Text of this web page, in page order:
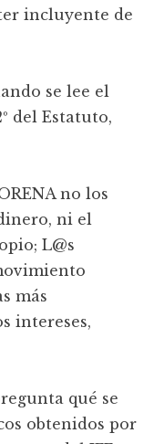
incluyente de
se lee el
del Estatuto,
no los
ni el
L@s
más
intereses,
qué se
obtenidos por